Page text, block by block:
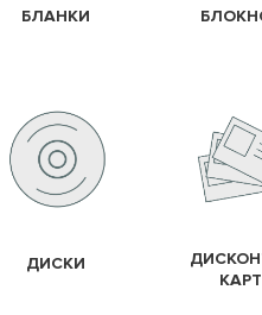
БЛАНКИ
ДИСКИ